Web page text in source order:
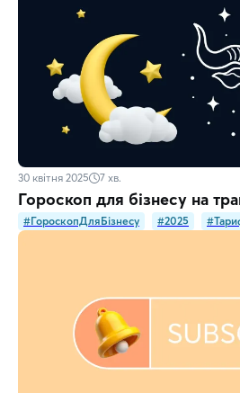
30 квітня 2025 7 хв.
Гороскоп для бізнесу на
#ГороскопДляБізнесу #2025